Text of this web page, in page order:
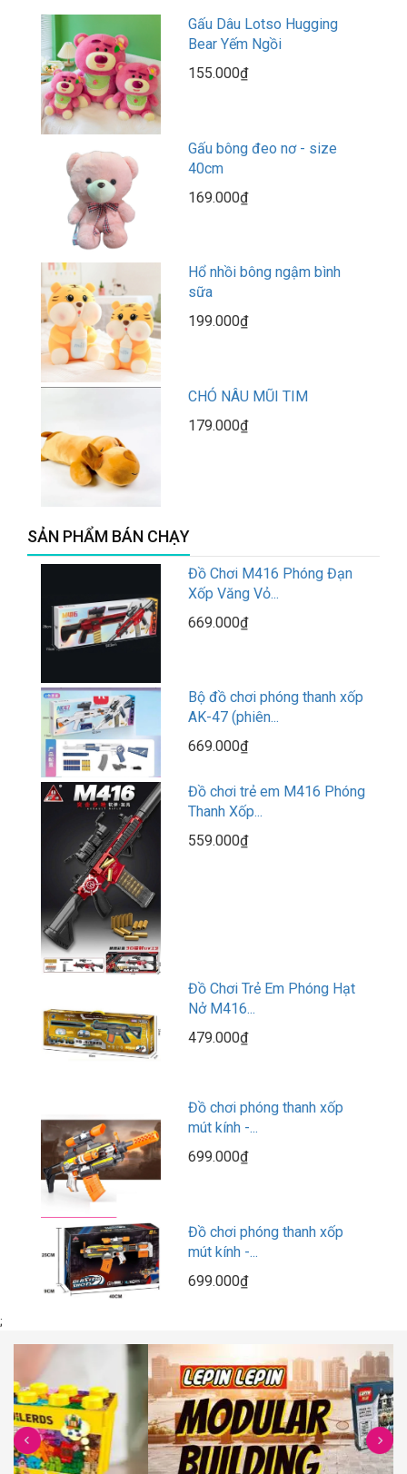
Gấu Dâu Lotso Hugging
Bear Yếm Ngồi
155.000₫
Gấu bông đeo nơ - size
40cm
169.000₫
Hổ nhồi bông ngậm bình
sữa
199.000₫
CHÓ NÂU MŨI TIM
179.000₫
SẢN PHẨM BÁN CHẠY
Đồ Chơi M416 Phóng Đạn
Xốp Văng Vỏ...
669.000₫
Bộ đồ chơi phóng thanh xốp
AK-47 (phiên...
669.000₫
Đồ chơi trẻ em M416 Phóng
Thanh Xốp...
559.000₫
Đồ Chơi Trẻ Em Phóng Hạt
Nở M416...
479.000₫
Đồ chơi phóng thanh xốp
mút kính -...
699.000₫
Đồ chơi phóng thanh xốp
mút kính -...
699.000₫
;